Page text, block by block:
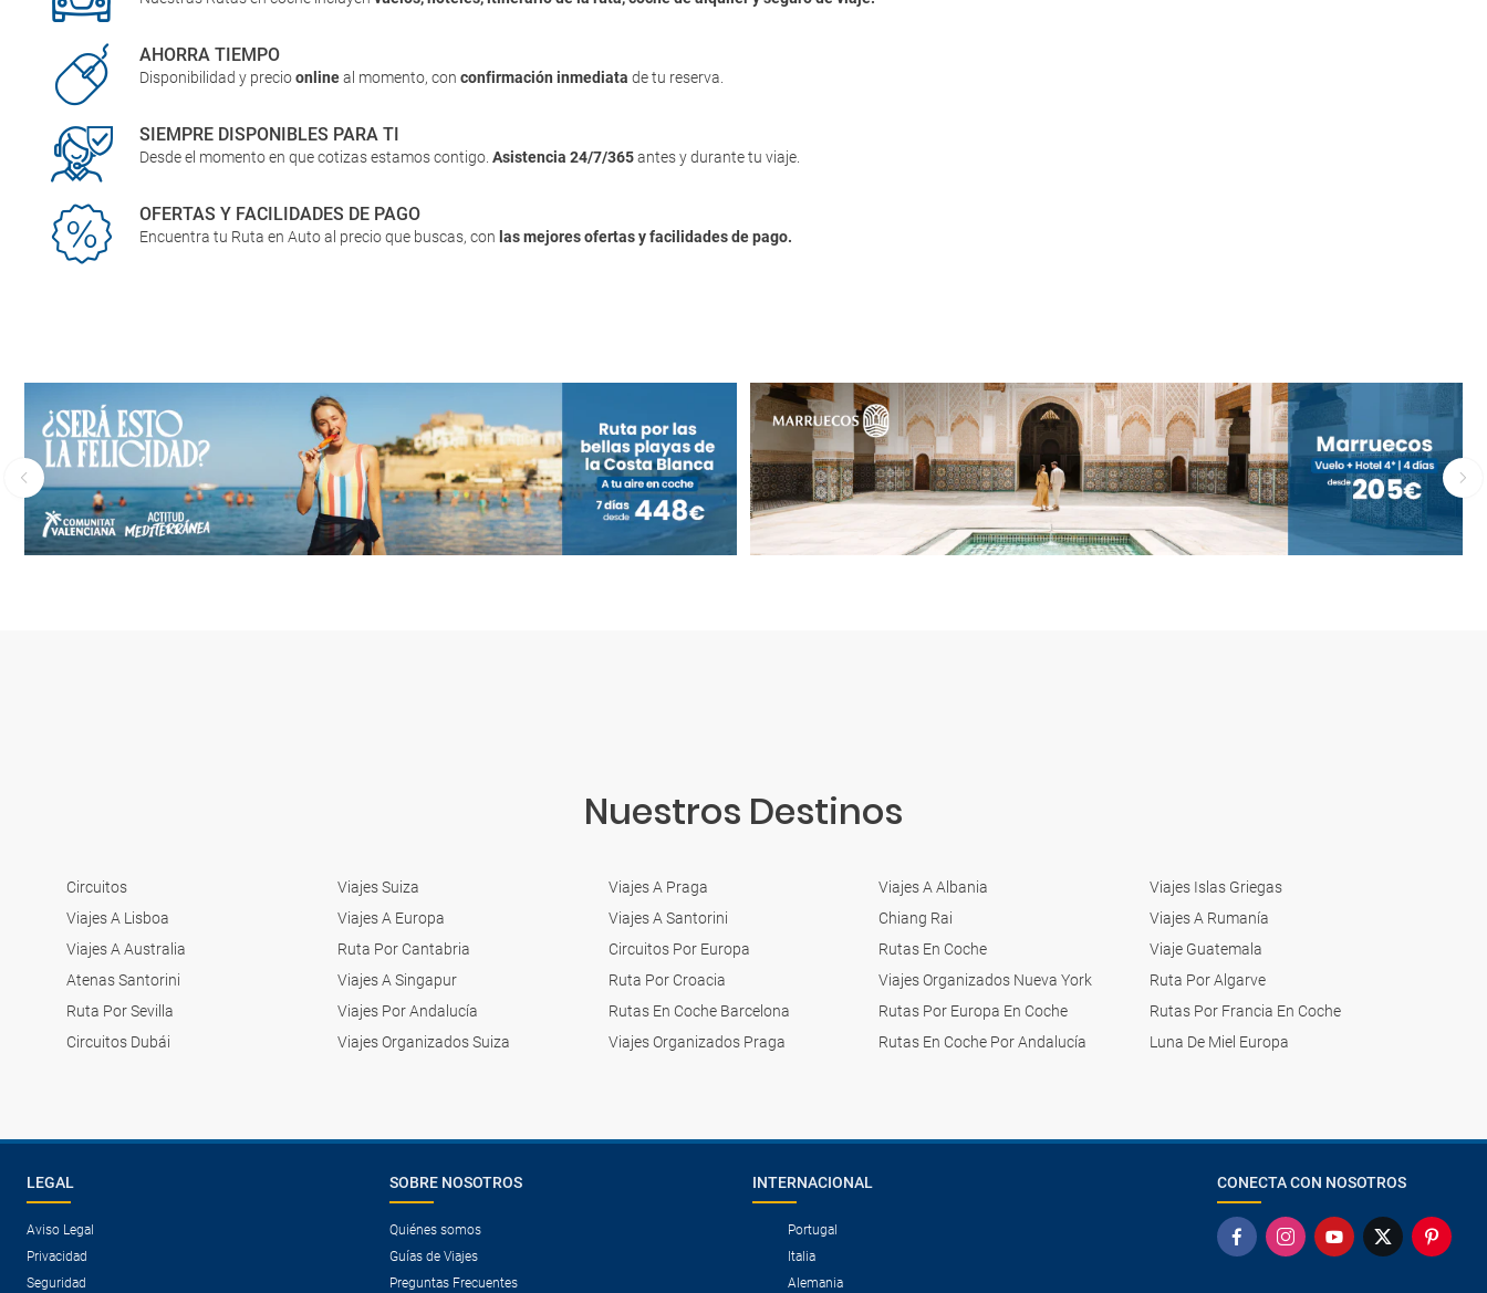
AHORRA TIEMPO
Disponibilidad y precioonlineal momento, conconfirmación inmediatade tu reserva.
SIEMPRE DISPONIBLES PARA TI
Desde el momento en que cotizas estamos contigo.Asistencia 24/7/365antes y durante tu viaje.
OFERTAS Y FACILIDADES DE PAGO
Encuentra tu Ruta en Auto al precio que buscas, con las mejores ofertas y facilidades de pago.
Nuestros Destinos
Circuitos Viajes Suiza Viajes A Praga Viajes A Albania
Viajes Islas Griegas
Viajes A Lisboa
Viajes A Europa Viajes A Santorini Chiang Rai
Viajes A Rumanía
Viajes A Australia
Ruta Por Cantabria Circuitos Por Europa Rutas En Coche
Viaje Guatemala
Atenas Santorini
Viajes A Singapur Ruta Por Croacia Viajes Organizados Nueva York
Ruta Por Algarve
Ruta Por Sevilla
Viajes Por Andalucía Rutas En Coche Barcelona Rutas Por Europa En Coche
Rutas Por Francia En Coche
Circuitos Dubái
Viajes Organizados Suiza Viajes Organizados Praga Rutas En Coche Por Andalucía Luna De Miel Europa
LEGAL
Aviso Legal
Privacidad
Seguridad
SOBRE NOSOTROS
Quiénes somos
Guías de Viajes
Preguntas Frecuentes
INTERNACIONAL
Portugal
Italia
Alemania
CONECTA CON NOSOTROS